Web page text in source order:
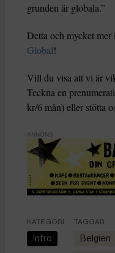
grunden är globala.”
Detta och mycket
Global!
Vill du visa att vi är
Teckna en
kr/6 mån) eller stötta
ANNONS
KATEGORI
Intro
TAGGAR
Belgien